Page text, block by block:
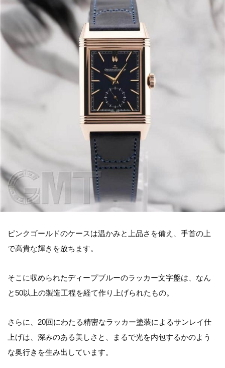
ピンクゴールドのケースは温かみと上品さを備え、手首の上
で高貴な輝きを放ちます。
そこに収められたディープブルーのラッカー文字盤は、なん
と50以上の製造工程を経て作り上げられたもの。
さらに、20回にわたる精密なラッカー塗装によるサンレイ仕
上げは、深みのある美しさと、まるで光を内包するかのよう
な奥行きを生み出しています。